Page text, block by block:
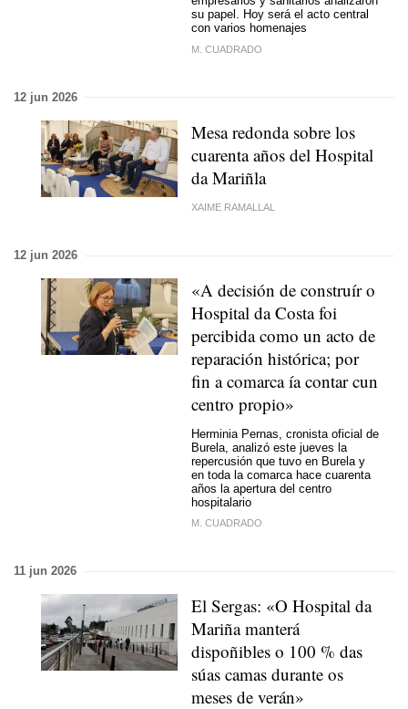
su papel. Hoy será el acto central
con varios homenajes
M. CUADRADO
12 jun 2026
Mesa redonda sobre los
cuarenta años del Hospital
da Mariñla
XAIME RAMALLAL
12 jun 2026
«A decisión de construír o
Hospital da Costa foi
percibida como un acto de
reparación histórica; por
fin a comarca ía contar cun
centro propio»
Herminia Pernas, cronista oficial de
Burela, analizó este jueves la
repercusión que tuvo en Burela y
en toda la comarca hace cuarenta
años la apertura del centro
hospitalario
M. CUADRADO
11 jun 2026
El Sergas: «O Hospital da
Mariña manterá
dispoñibles o 100 % das
súas camas durante os
meses de verán»